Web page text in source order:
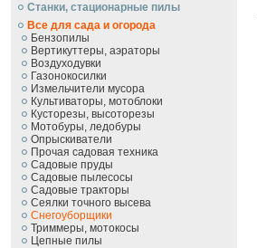
Станки, стационарные пилы
Все для сада и огорода
Бензопилы
Вертикуттеры, аэраторы
Воздуходувки
Газонокосилки
Измельчители мусора
Культиваторы, мотоблоки
Кусторезы, высоторезы
Мотобуры, ледобуры
Опрыскиватели
Прочая садовая техника
Садовые пруды
Садовые пылесосы
Садовые тракторы
Сеялки точного высева
Снегоуборщики
Триммеры, мотокосы
Цепные пилы